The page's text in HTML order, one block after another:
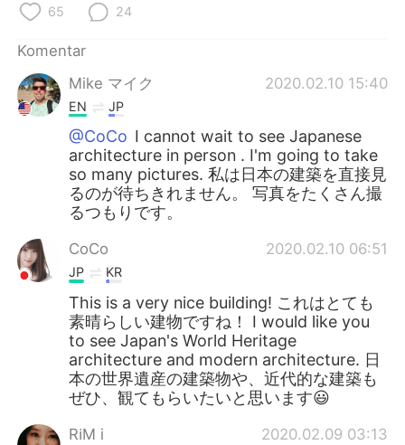
Português
65 24
Komentar
Mike マイク
2020.02.10 15:40
EN JP
@CoCo I cannot wait to see Japanese
architecture in person . I'm going to take
so many pictures. 私は日本の建築を直接見
るのが待ちきれません。 写真をたくさん撮
るつもりです。
CoCo 2020.02.10 06:51
JP KR
This is a very nice building! これはとても
素晴らしい建物ですね！ I would like you
to see Japan's World Heritage
architecture and modern architecture. 日
本の世界遺産の建築物や、近代的な建築も
ぜひ、観てもらいたいと思います😃
Rℹ︎M i 2020.02.09 03:13